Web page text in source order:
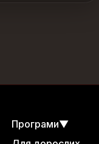
Програми▼